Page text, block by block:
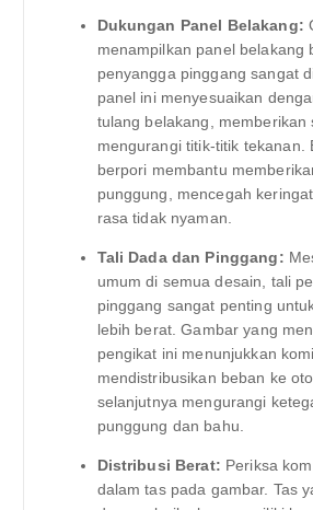
Dukungan Panel Belakang:
menampilkan panel belakang
penyangga pinggang sangat
panel ini menyesuaikan
tulang belakang, memberikan
mengurangi titik-titik tekanan.
berpori membantu
punggung, mencegah
rasa tidak nyaman.
Tali Dada dan Pinggang:
umum di semua desain, tali
pinggang sangat penting
lebih berat. Gambar yang
pengikat ini menunjukkan
mendistribusikan beban ke
selanjutnya mengurangi
punggung dan bahu.
Distribusi Berat: Periksa
dalam tas pada gambar. Tas